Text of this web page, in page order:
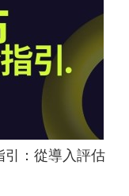
引：從導入評估